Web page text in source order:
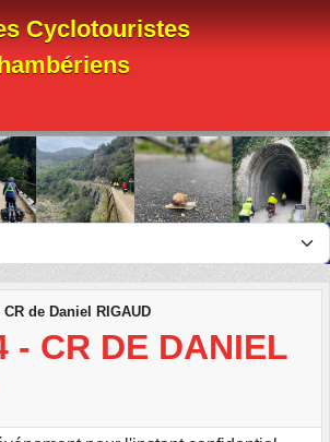
Cyclotouristes
CR de Daniel RIGAUD
- CR DE DANIEL
cookies